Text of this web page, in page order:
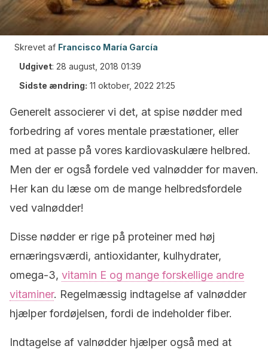
Skrevet af Francisco María García
Udgivet: 28 august, 2018 01:39
Sidste ændring: 11 oktober, 2022 21:25
Generelt associerer vi det, at spise nødder med
forbedring af vores mentale præstationer, eller
med at passe på vores kardiovaskulære helbred.
Men der er også fordele ved valnødder for maven.
Her kan du læse om de mange helbredsfordele
ved valnødder!
Disse nødder er rige på proteiner med høj
ernæringsværdi, antioxidanter, kulhydrater,
omega-3, vitamin E og mange forskellige andre
vitaminer. Regelmæssig indtagelse af valnødder
hjælper fordøjelsen, fordi de indeholder fiber.
Indtagelse af valnødder hjælper også med at